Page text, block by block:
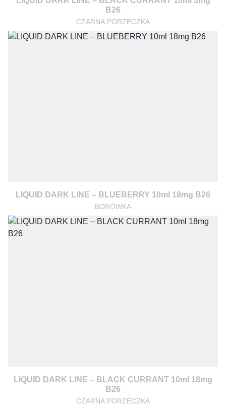
B26
CZARNA PORZECZKA
LIQUID DARK LINE – BLUEBERRY 10ml 18mg B26
BORÓWKA
LIQUID DARK LINE – BLACK CURRANT 10ml 18mg
B26
CZARNA PORZECZKA